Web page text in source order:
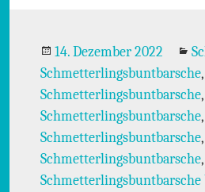
Veröffentlicht
am
14. Dezember 2022
Schmetterlingsbuntbarsche,
Schmetterlingsbuntbarsche,
Schmetterlingsbuntbarsche,
Schmetterlingsbuntbarsche,
Schmetterlingsbuntbarsche,
Schmetterlingsbuntbarsche